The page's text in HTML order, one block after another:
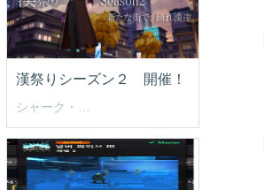
漢祭りシーズン２ 開催！
シャーク・エイン